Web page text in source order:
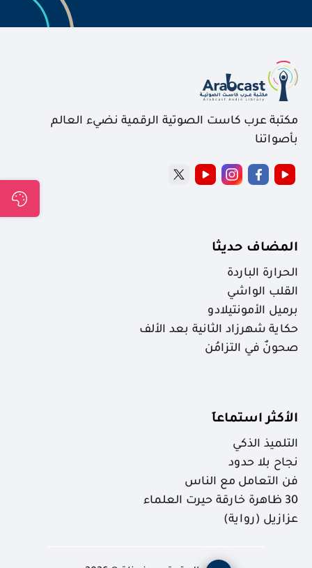
مكتبة عرب كاست الصوتية الرقمية نضيء العالم
بأصواتنا
المضاف حديثا
الحرارة الباردة
القلب الواشي
برميل الأمونتيلادو
حكاية شهرزاد الثانية بعد الألف
صحونٌ في التزامُن
الأكثر استماعاَ
التلميذ الذكي
نجاح بلا حدود
فن التعامل مع الناس
30 ظاهرة خارقة حيرت العلماء
عزازيل (رواية)